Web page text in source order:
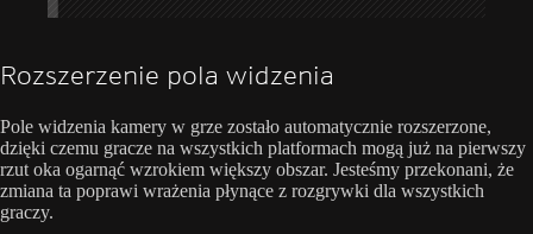
Rozszerzenie pola widzenia
Pole widzenia kamery w grze zostało automatycznie rozszerzone,
dzięki czemu gracze na wszystkich platformach mogą już na pierwszy
rzut oka ogarnąć wzrokiem większy obszar. Jesteśmy przekonani, że
zmiana ta poprawi wrażenia płynące z rozgrywki dla wszystkich
graczy.